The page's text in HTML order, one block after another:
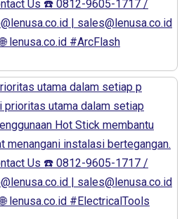
utama dalam setiap p